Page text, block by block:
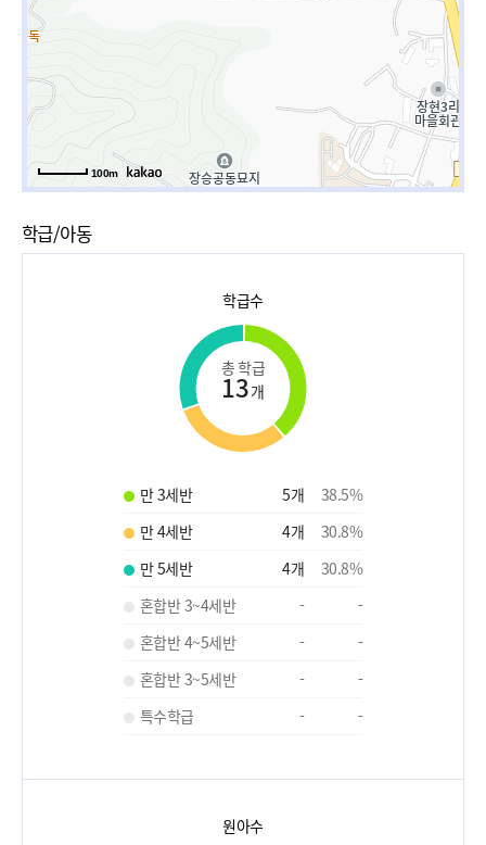
100m
학급/아동
학급수
총 학급
13개
만 3세반 5개 38.5%
만 4세반
4개 30.8%
만 5세반
4개 30.8%
혼합반 3~4세반
-
-
혼합반 4~5세반
-
-
혼합반 3~5세반
-
-
특수학급
- -
원아수